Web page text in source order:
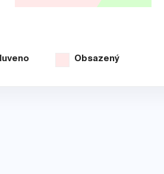
Obsazený